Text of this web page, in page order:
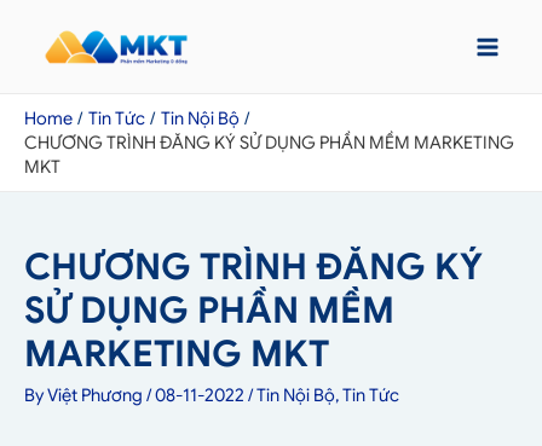
Home Tin Tức
Tin Nội Bộ
CHƯƠNG TRÌNH ĐĂNG KÝ SỬ DỤNG PHẦN MỀM MARKETING
MKT
CHƯƠNG TRÌNH ĐĂNG KÝ
SỬ DỤNG PHẦN MỀM
MARKETING MKT
ByViệt Phương /08-11-2022 /Tin Nội Bộ,Tin Tức